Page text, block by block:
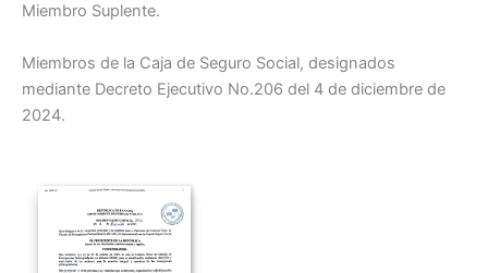
Miembro Suplente.
Miembros de la Caja de Seguro Social, designados
mediante Decreto Ejecutivo No.206 del 4 de diciembre de
2024.